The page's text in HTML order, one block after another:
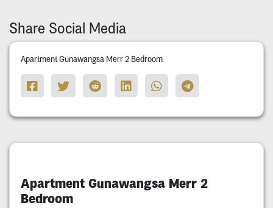
Share Social Media
Apartment Gunawangsa Merr 2 Bedroom
Apartment Gunawangsa Merr 2
Bedroom